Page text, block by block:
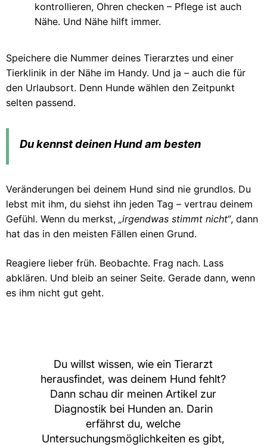
kontrollieren, Ohren checken – Pflege ist auch
Nähe. Und Nähe hilft immer.
Speichere die Nummer deines Tierarztes und einer
Tierklinik in der Nähe im Handy. Und ja – auch die für
den Urlaubsort. Denn Hunde wählen den Zeitpunkt
selten passend.
Du kennst deinen Hund am besten
Veränderungen bei deinem Hund sind nie grundlos. Du
lebst mit ihm, du siehst ihn jeden Tag – vertrau deinem
Gefühl. Wenn du merkst, „irgendwas stimmt nicht“, dann
hat das in den meisten Fällen einen Grund.
Reagiere lieber früh. Beobachte. Frag nach. Lass
abklären. Und bleib an seiner Seite. Gerade dann, wenn
es ihm nicht gut geht.
Du willst wissen, wie ein Tierarzt
herausfindet, was deinem Hund fehlt?
Dann schau dir meinen Artikel zur
Diagnostik bei Hunden an. Darin
erfährst du, welche
Untersuchungsmöglichkeiten es gibt,